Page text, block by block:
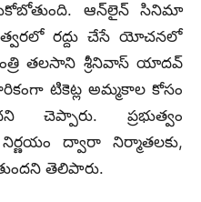
ఆన్‌లైన్‌ సినిమా
త్వరలో రద్దు చేసే యోచనలో
తలసాని శ్రీనివాస్ యాదవ్
టికెట్ల అమ్మకాల కోసం
చెప్పారు. ప్రభుత్వం
ద్వారా నిర్మాతలకు,
తెలిపారు.